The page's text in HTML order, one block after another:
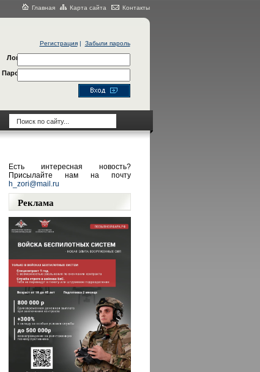
Главная Карта сайта Контакты
Регистрация| Забыли пароль
Логин
Пароль
Есть интересная новость?
Присылайте нам на почту
h_zori@mail.ru
Реклама